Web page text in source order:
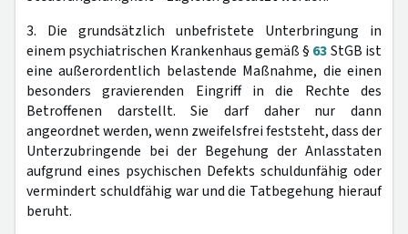
3. Die grundsätzlich unbefristete Unterbringung in
einem psychiatrischen Krankenhaus gemäß § 63StGB ist
eine außerordentlich belastende Maßnahme, die einen
besonders gravierenden Eingriff in die Rechte des
Betroffenen darstellt. Sie darf daher nur dann
angeordnet werden, wenn zweifelsfrei feststeht, dass der
Unterzubringende bei der Begehung der Anlasstaten
aufgrund eines psychischen Defekts schuldunfähig oder
vermindert schuldfähig war und die Tatbegehung hierauf
beruht.